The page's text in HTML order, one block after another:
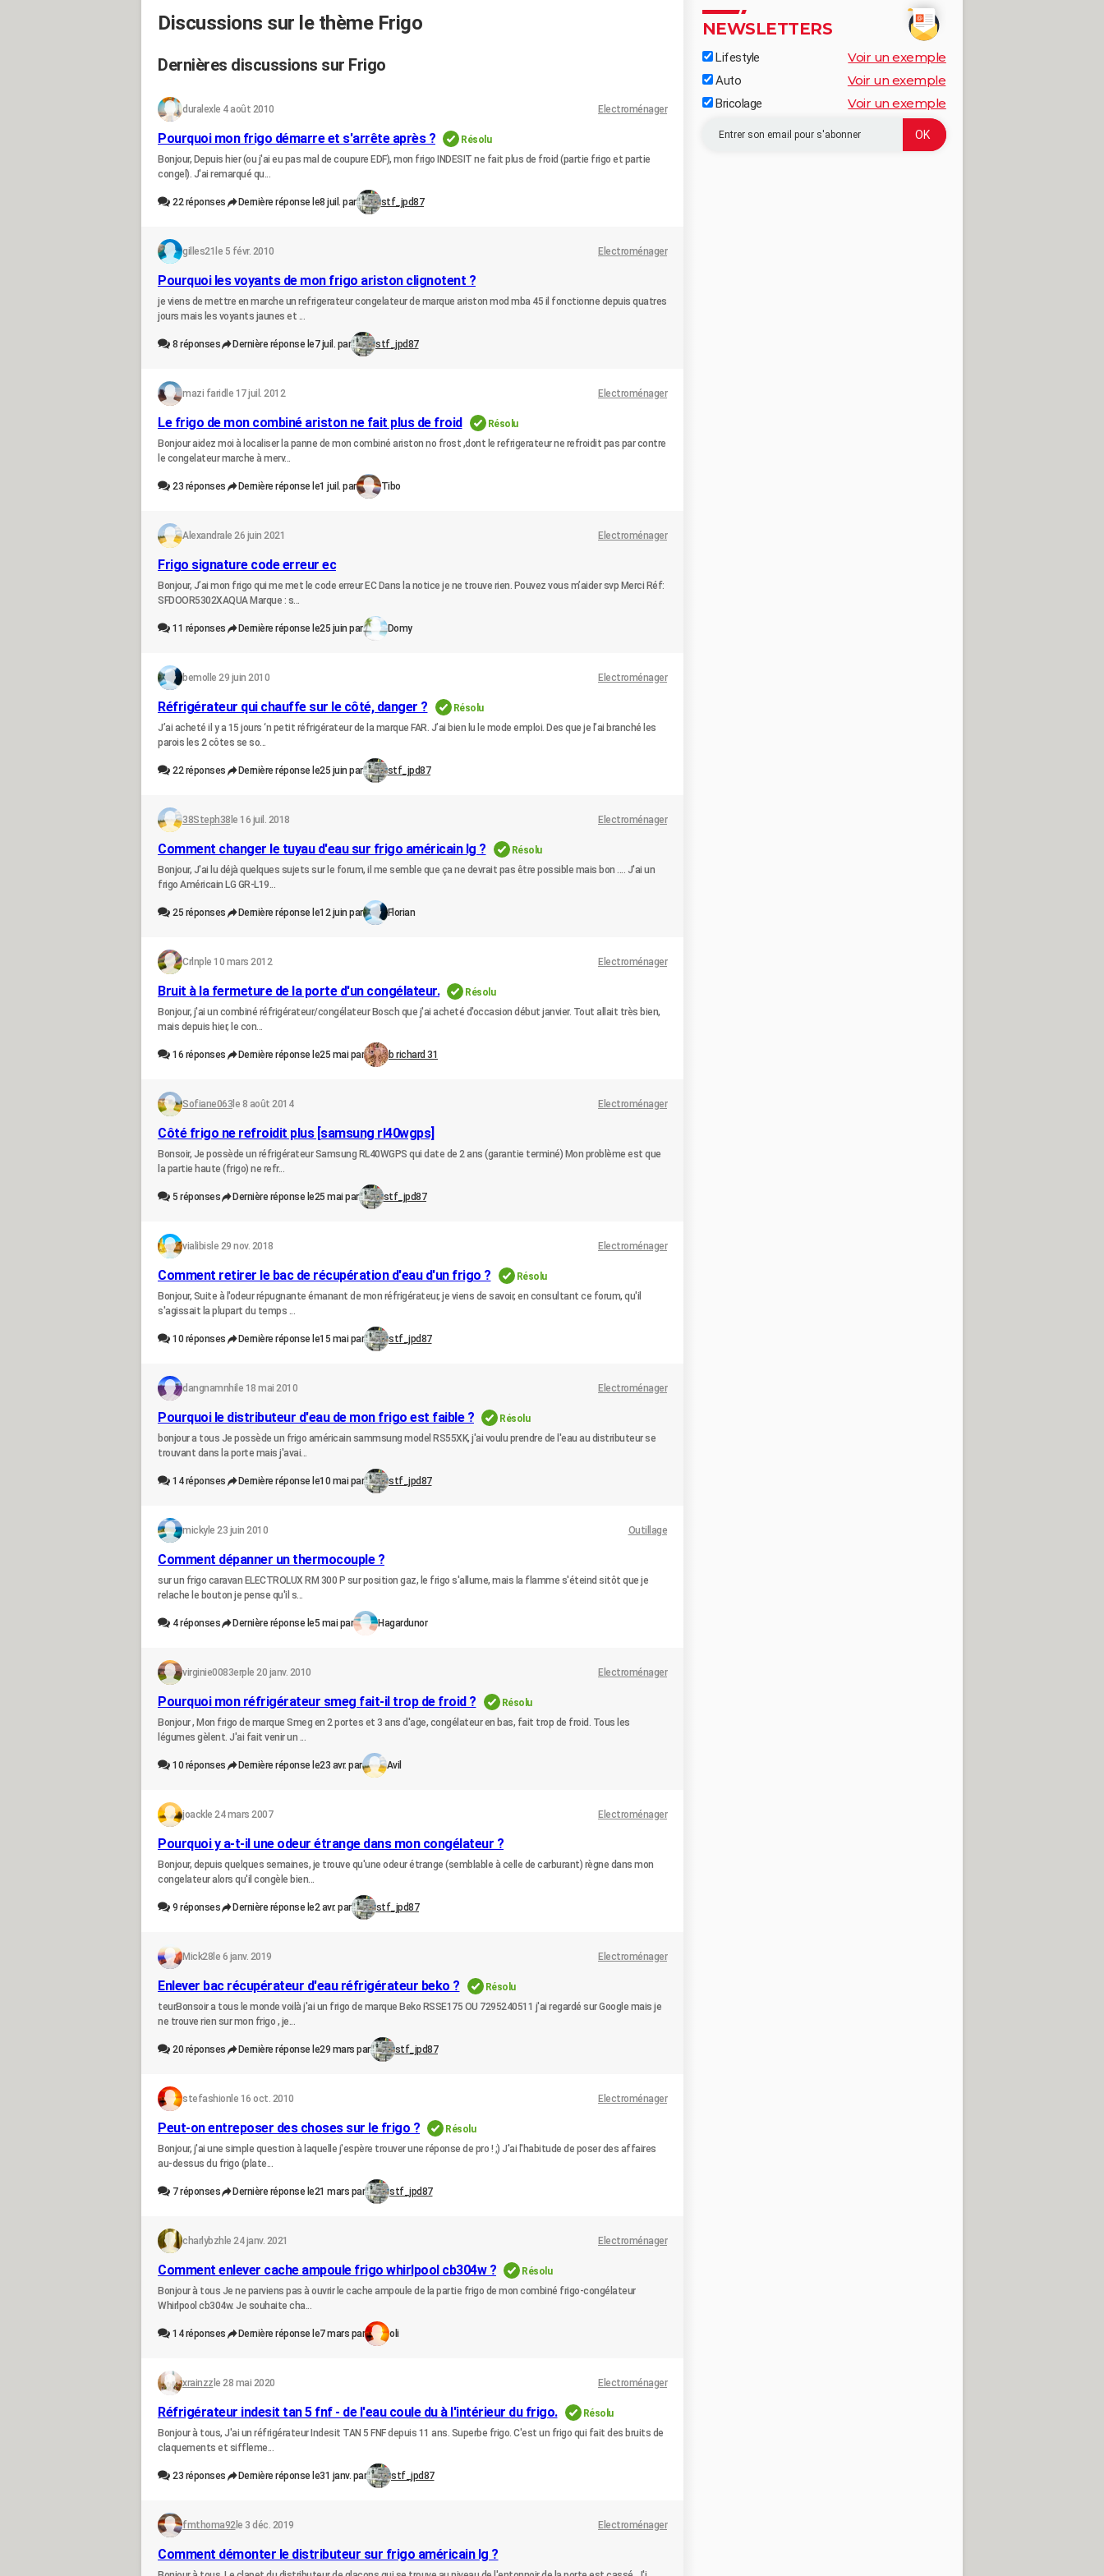
Discussions sur le thème Frigo
Dernières discussions sur Frigo
duralexle 4 août 2010 Electroménager
Pourquoi mon frigo démarre et s'arrête après ?
Résolu
Bonjour, Depuis hier (ou j'ai eu pas mal de coupure EDF), mon frigo INDESIT ne fait plus de froid (partie frigo et partie
congel). J'ai remarqué qu...
22réponses Dernière réponse le8 juil. par stf_jpd87
gilles21 le 5 févr. 2010 Electroménager
Pourquoi les voyants de mon frigo ariston clignotent ?
je viens de mettre en marche un refrigerateur congelateur de marque ariston mod mba 45 il fonctionne depuis quatres
jours mais les voyants jaunes et ...
8 réponses Dernière réponse le7 juil. par stf_jpd87
mazi farid le 17 juil. 2012 Electroménager
Le frigo de mon combiné ariston ne fait plus de froid
Résolu
Bonjour aidez moi à localiser la panne de mon combiné ariston no frost ,dont le refrigerateur ne refroidit pas par contre
le congelateur marche à merv...
23 réponses Dernière réponse le1 juil. par Tibo
Alexandrale 26 juin 2021 Electroménager
Frigo signature code erreur ec
Bonjour, J’ai mon frigo qui me met le code erreur EC Dans la notice je ne trouve rien. Pouvez vous m’aider svp Merci Réf:
SFDOOR5302XAQUA Marque : s...
11 réponses Dernière réponse le25 juin par Domy
bemol le 29 juin 2010 Electroménager
Réfrigérateur qui chauffe sur le côté, danger ?
Résolu
J’ai acheté il y a 15 jours ‘n petit réfrigérateur de la marque FAR. J’ai bien lu le mode emploi. Des que je l’ai branché les
parois les 2 côtes se so...
22réponses Dernière réponse le25 juin par stf_jpd87
38Steph38 le 16 juil. 2018 Electroménager
Comment changer le tuyau d'eau sur frigo américain lg ?
Résolu
Bonjour, J'ai lu déjà quelques sujets sur le forum, il me semble que ça ne devrait pas être possible mais bon .... J'ai un
frigo Américain LG GR-L19...
25 réponses Dernière réponse le12 juin par Florian
Crlnp le 10 mars 2012 Electroménager
Bruit à la fermeture de la porte d'un congélateur.
Résolu
Bonjour, j'ai un combiné réfrigérateur/congélateur Bosch que j'ai acheté d'occasion début janvier. Tout allait très bien,
mais depuis hier, le con...
16 réponses Dernière réponse le25 mai par b richard 31
Sofiane063 le 8 août 2014 Electroménager
Côté frigo ne refroidit plus [samsung rl40wgps]
Bonsoir, Je possède un réfrigérateur Samsung RL40WGPS qui date de 2 ans (garantie terminé) Mon problème est que
la partie haute (frigo) ne refr...
5 réponses Dernière réponse le25 mai par stf_jpd87
vialibis le 29 nov. 2018 Electroménager
Comment retirer le bac de récupération d'eau d'un frigo ?
Résolu
Bonjour, Suite à l'odeur répugnante émanant de mon réfrigérateur, je viens de savoir, en consultant ce forum, qu'il
s'agissait la plupart du temps ...
10 réponses Dernière réponse le15 mai par stf_jpd87
dangnamnhi le 18 mai 2010 Electroménager
Pourquoi le distributeur d'eau de mon frigo est faible ?
Résolu
bonjour a tous Je possède un frigo américain sammsung model RS55XK, j'ai voulu prendre de l'eau au distributeur se
trouvant dans la porte mais j'avai...
14réponses Dernière réponse le10 mai par stf_jpd87
mickyle 23 juin 2010 Outillage
Comment dépanner un thermocouple ?
sur un frigo caravan ELECTROLUX RM 300 P sur position gaz, le frigo s'allume, mais la flamme s'éteind sitôt que je
relache le bouton je pense qu'il s...
4réponses Dernière réponse le5 mai par Hagardunor
virginie0083erp le 20 janv. 2010 Electroménager
Pourquoi mon réfrigérateur smeg fait-il trop de froid ?
Résolu
Bonjour , Mon frigo de marque Smeg en 2 portes et 3 ans d'age, congélateur en bas, fait trop de froid. Tous les
légumes gèlent. J'ai fait venir un ...
10 réponses Dernière réponse le23 avr. par Avil
joackle 24 mars 2007 Electroménager
Pourquoi y a-t-il une odeur étrange dans mon congélateur ?
Bonjour, depuis quelques semaines, je trouve qu'une odeur étrange (semblable à celle de carburant) règne dans mon
congelateur alors qu'il congèle bien...
9 réponses Dernière réponse le2 avr. par stf_jpd87
Mick28 le 6 janv. 2019 Electroménager
Enlever bac récupérateur d'eau réfrigérateur beko ?
Résolu
teurBonsoir a tous le monde voilà j'ai un frigo de marque Beko RSSE175 OU 7295240511 j'ai regardé sur Google mais je
ne trouve rien sur mon frigo , je...
20 réponses Dernière réponse le29 mars par stf_jpd87
stefashion le 16 oct. 2010 Electroménager
Peut-on entreposer des choses sur le frigo ?
Résolu
Bonjour, j'ai une simple question à laquelle j'espère trouver une réponse de pro ! ;) J'ai l'habitude de poser des affaires
au-dessus du frigo (plate...
7réponses Dernière réponse le21 mars par stf_jpd87
charlybzh le 24 janv. 2021 Electroménager
Comment enlever cache ampoule frigo whirlpool cb304w ?
Résolu
Bonjour à tous Je ne parviens pas à ouvrir le cache ampoule de la partie frigo de mon combiné frigo-congélateur
Whirlpool cb304w. Je souhaite cha...
14réponses Dernière réponse le7 mars par oli
xrainzz le 28 mai 2020 Electroménager
Réfrigérateur indesit tan 5 fnf - de l'eau coule du à l'intérieur du frigo.
Résolu
Bonjour à tous, J'ai un réfrigérateur Indesit TAN 5 FNF depuis 11 ans. Superbe frigo. C'est un frigo qui fait des bruits de
claquements et siffleme...
23 réponses Dernière réponse le31 janv. par stf_jpd87
fmthoma92le 3 déc. 2019 Electroménager
Comment démonter le distributeur sur frigo américain lg ?
NEWSLETTERS
Lifestyle Voir un exemple
Auto Voir un exemple
Bricolage Voir un exemple